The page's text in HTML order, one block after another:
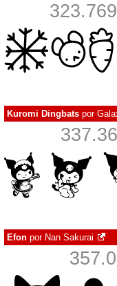
Kuromi Dingbats por
Efon por Nan Sakurai